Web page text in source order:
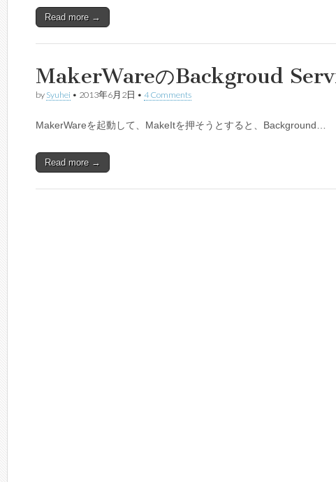
Read more →
MakerWareのBackgroud
by Syuhei • 2013年6月2日 • 4 Comments
MakerWareを起動して、MakeItを押そうとすると、Background…
Read more →